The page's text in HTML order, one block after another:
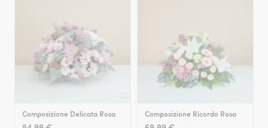
Composizione Delicata Rosa Composizione Ricordo Rosa